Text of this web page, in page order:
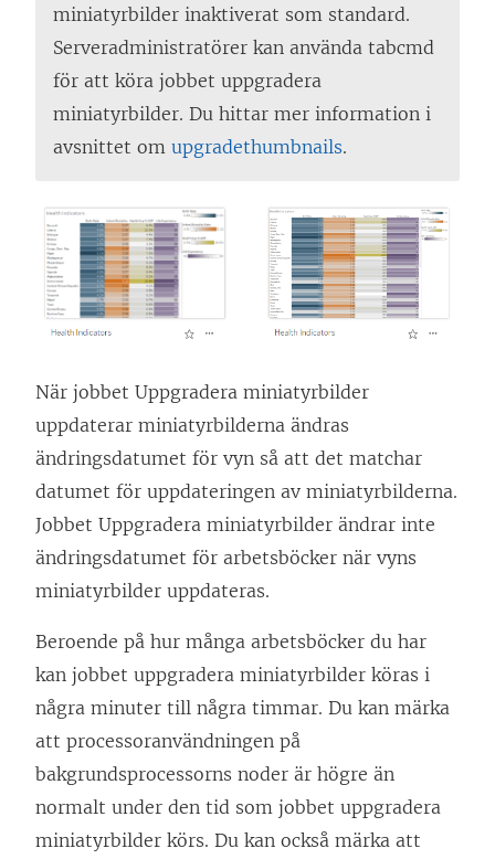
miniatyrbilder inaktiverat som standard.
Serveradministratörer kan använda tabcmd
för att köra jobbet uppgradera
miniatyrbilder. Du hittar mer information i
avsnittet om upgradethumbnails.
När jobbet Uppgradera miniatyrbilder
uppdaterar miniatyrbilderna ändras
ändringsdatumet för vyn så att det matchar
datumet för uppdateringen av miniatyrbilderna.
Jobbet Uppgradera miniatyrbilder ändrar inte
ändringsdatumet för arbetsböcker när vyns
miniatyrbilder uppdateras.
Beroende på hur många arbetsböcker du har
kan jobbet uppgradera miniatyrbilder köras i
några minuter till några timmar. Du kan märka
att processoranvändningen på
bakgrundsprocessorns noder är högre än
normalt under den tid som jobbet uppgradera
miniatyrbilder körs. Du kan också märka att